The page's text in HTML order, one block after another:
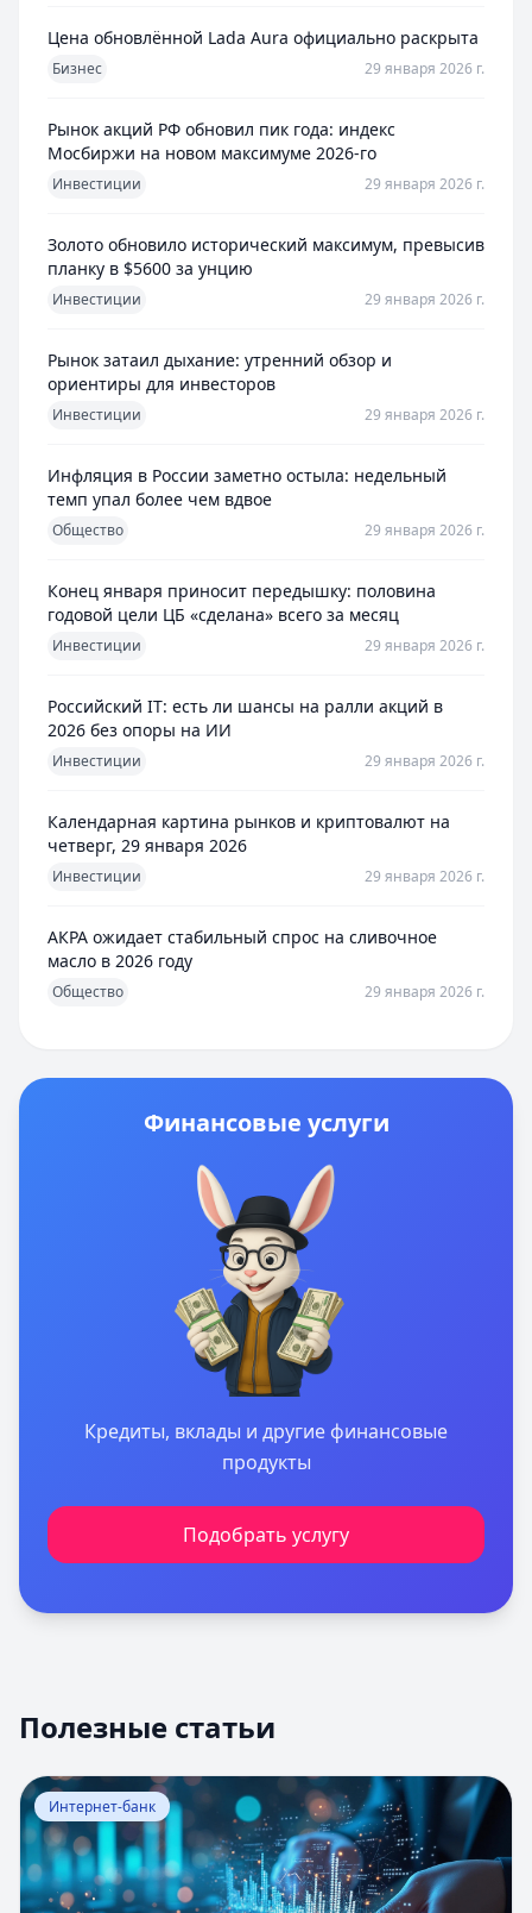
Цена обновлённой Lada Aura официально раскрыта
Бизнес 29 января 2026 г.
Рынок акций РФ обновил пик года: индекс
Мосбиржи на новом максимуме 2026-го
Инвестиции 29 января 2026 г.
Золото обновило исторический максимум, превысив
планку в $5600 за унцию
Инвестиции 29 января 2026 г.
Рынок затаил дыхание: утренний обзор и
ориентиры для инвесторов
Инвестиции 29 января 2026 г.
Инфляция в России заметно остыла: недельный
темп упал более чем вдвое
Общество 29 января 2026 г.
Конец января приносит передышку: половина
годовой цели ЦБ «сделана» всего за месяц
Инвестиции 29 января 2026 г.
Российский IT: есть ли шансы на ралли акций в
2026 без опоры на ИИ
Инвестиции 29 января 2026 г.
Календарная картина рынков и криптовалют на
четверг, 29 января 2026
Инвестиции 29 января 2026 г.
АКРА ожидает стабильный спрос на сливочное
масло в 2026 году
Общество 29 января 2026 г.
Финансовые услуги
Кредиты, вклады и другие финансовые
продукты
Подобрать услугу
Полезные статьи
Перейти к статье:Оценка вероятности банкротства
Интернет-банк